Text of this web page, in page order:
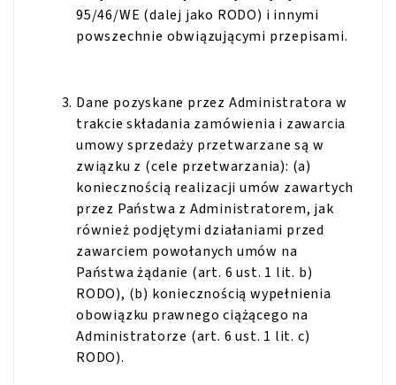
95/46/WE (dalej jako RODO) i innymi
powszechnie obwiązującymi przepisami.
Dane pozyskane przez Administratora w
trakcie składania zamówienia i zawarcia
umowy sprzedaży przetwarzane są w
związku z (cele przetwarzania): (a)
koniecznością realizacji umów zawartych
przez Państwa z Administratorem, jak
również podjętymi działaniami przed
zawarciem powołanych umów na
Państwa żądanie (art. 6 ust. 1 lit. b)
RODO), (b) koniecznością wypełnienia
obowiązku prawnego ciążącego na
Administratorze (art. 6 ust. 1 lit. c)
RODO).